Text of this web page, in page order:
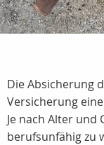
Die Absicherung
Versicherung
Je nach Alter und
berufsunfähig zu